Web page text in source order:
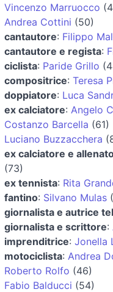
Vincenzo Marruocco
Andrea Cottini (50)
cantautore: Filippo
cantautore e regista:
ciclista: Paride Grillo
compositrice: Teresa
doppiatore: Luca
ex calciatore: Angelo
Costanzo Barcella (61)
Luciano Buzzacchera
ex calciatore e
(73)
ex tennista: Rita
fantino: Silvano Mulas
giornalista e autrice
giornalista e scrittore:
imprenditrice: Jonella
motociclista: Andrea
Roberto Rolfo (46)
Fabio Balducci (54)